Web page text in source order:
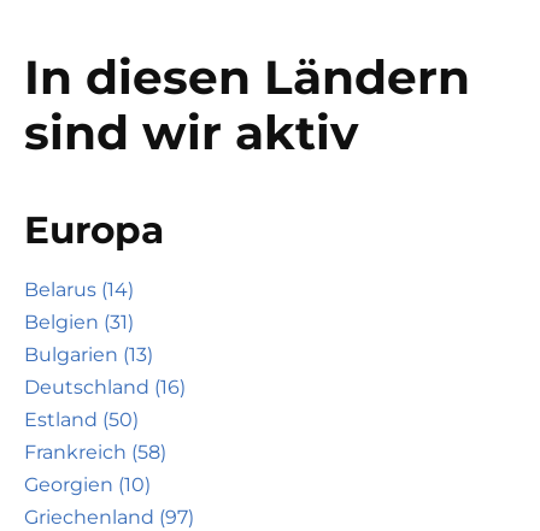
In diesen Ländern
sind wir aktiv
Europa
Belarus (14)
Belgien (31)
Bulgarien (13)
Deutschland (16)
Estland (50)
Frankreich (58)
Georgien (10)
Griechenland (97)